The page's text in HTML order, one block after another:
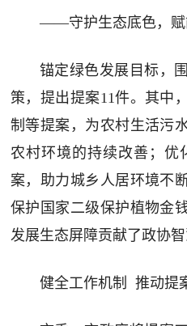
——守护生态底色，赋
锚定绿色发展目标，
策，提出提案11件。其中
制等提案，为农村生活污
农村环境的持续改善；优
案，助力城乡人居环境不
保护国家二级保护植物金
发展生态屏障贡献了政协智
健全工作机制 推动提